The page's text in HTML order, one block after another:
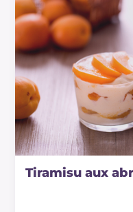
Tiramisu aux